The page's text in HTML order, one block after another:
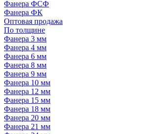
Фанера ФСФ
Фанера ФК
Оптовая продажа
По толщине
Фанера 3 мм
Фанера 4 мм
Фанера 6 мм
Фанера 8 мм
Фанера 9 мм
Фанера 10 мм
Фанера 12 мм
Фанера 15 мм
Фанера 18 мм
Фанера 20 мм
Фанера 21 мм